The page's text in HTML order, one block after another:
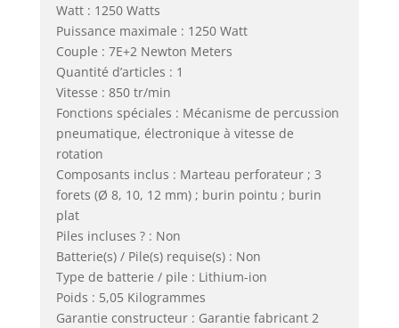
Watt : 1250 Watts
Puissance maximale : 1250 Watt
Couple : 7E+2 Newton Meters
Quantité d’articles : 1
Vitesse : 850 tr/min
Fonctions spéciales : Mécanisme de percussion
pneumatique, électronique à vitesse de
rotation
Composants inclus : Marteau perforateur ; 3
forets (Ø 8, 10, 12 mm) ; burin pointu ; burin
plat
Piles incluses ? : Non
Batterie(s) / Pile(s) requise(s) : Non
Type de batterie / pile : Lithium-ion
Poids : 5,05 Kilogrammes
Garantie constructeur : Garantie fabricant 2